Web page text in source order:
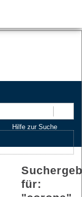
Hilfe zur Suche
für: